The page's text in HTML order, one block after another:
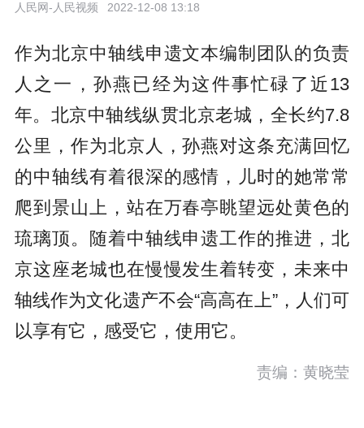
人民网-人民视频 2022-12-08 13:18
作为北京中轴线申遗文本编制团队的负责
人之一，孙燕已经为这件事忙碌了近13
年。北京中轴线纵贯北京老城，全长约7.8
公里，作为北京人，孙燕对这条充满回忆
的中轴线有着很深的感情，儿时的她常常
爬到景山上，站在万春亭眺望远处黄色的
琉璃顶。随着中轴线申遗工作的推进，北
京这座老城也在慢慢发生着转变，未来中
轴线作为文化遗产不会“高高在上”，人们可
以享有它，感受它，使用它。
责编：黄晓莹